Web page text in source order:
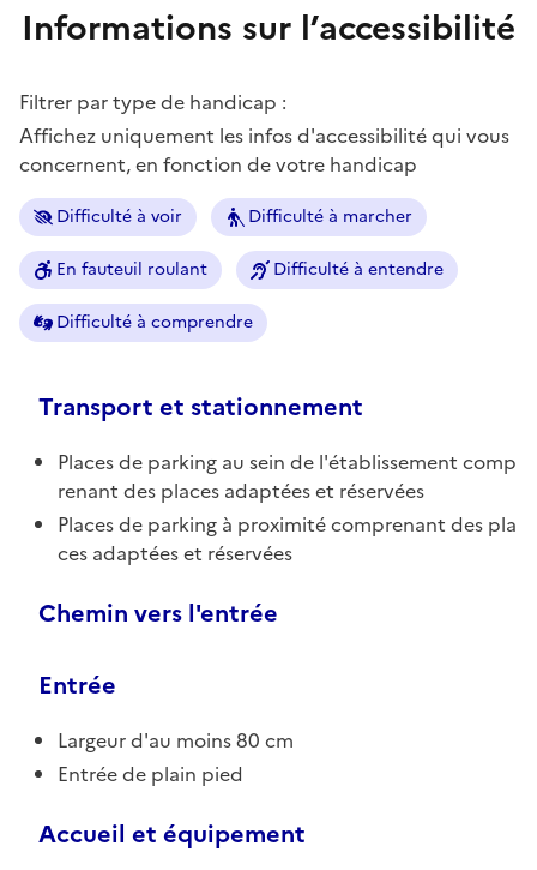
Informations sur l’accessibilité
Filtrer par type de handicap :
Affichez uniquement les infos d'accessibilité qui vous
concernent, en fonction de votre handicap
Difficulté à voir Difficulté à marcher
En fauteuil roulant Difficulté à entendre
Difficulté à comprendre
Transport et stationnement
Places de parking au sein de l'établissement comp
renant des places adaptées et réservées
Places de parking à proximité comprenant des pla
ces adaptées et réservées
Chemin vers l'entrée
Entrée
Largeur d'au moins 80 cm
Entrée de plain pied
Accueil et équipement